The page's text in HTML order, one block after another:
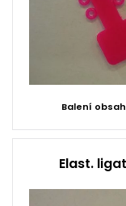
Balení
Elast.